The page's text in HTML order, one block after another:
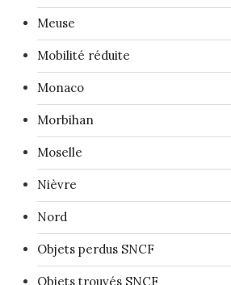
Meuse
Mobilité réduite
Monaco
Morbihan
Moselle
Nièvre
Nord
Objets perdus SNCF
Objets trouvés SNCF